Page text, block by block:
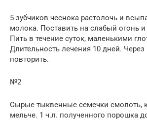
5 зубчиков чеснока растолочь и
молока. Поставить на слабый огонь и
Пить в течение суток, маленькими
Длительность лечения 10 дней.
повторить.
№2
Сырые тыквенные семечки смолоть,
мельче. 1 ч.л. полученного порошка